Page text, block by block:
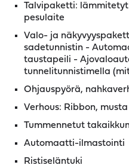
Talvipaketti:
pesulaite
Valo- ja
sadetunnistin -
taustapeili -
tunnelitunnistimella
Ohjauspyörä,
Verhous: Ribbon,
Tummennetut
Automaatti-ilmastointi
Ristiseläntuki